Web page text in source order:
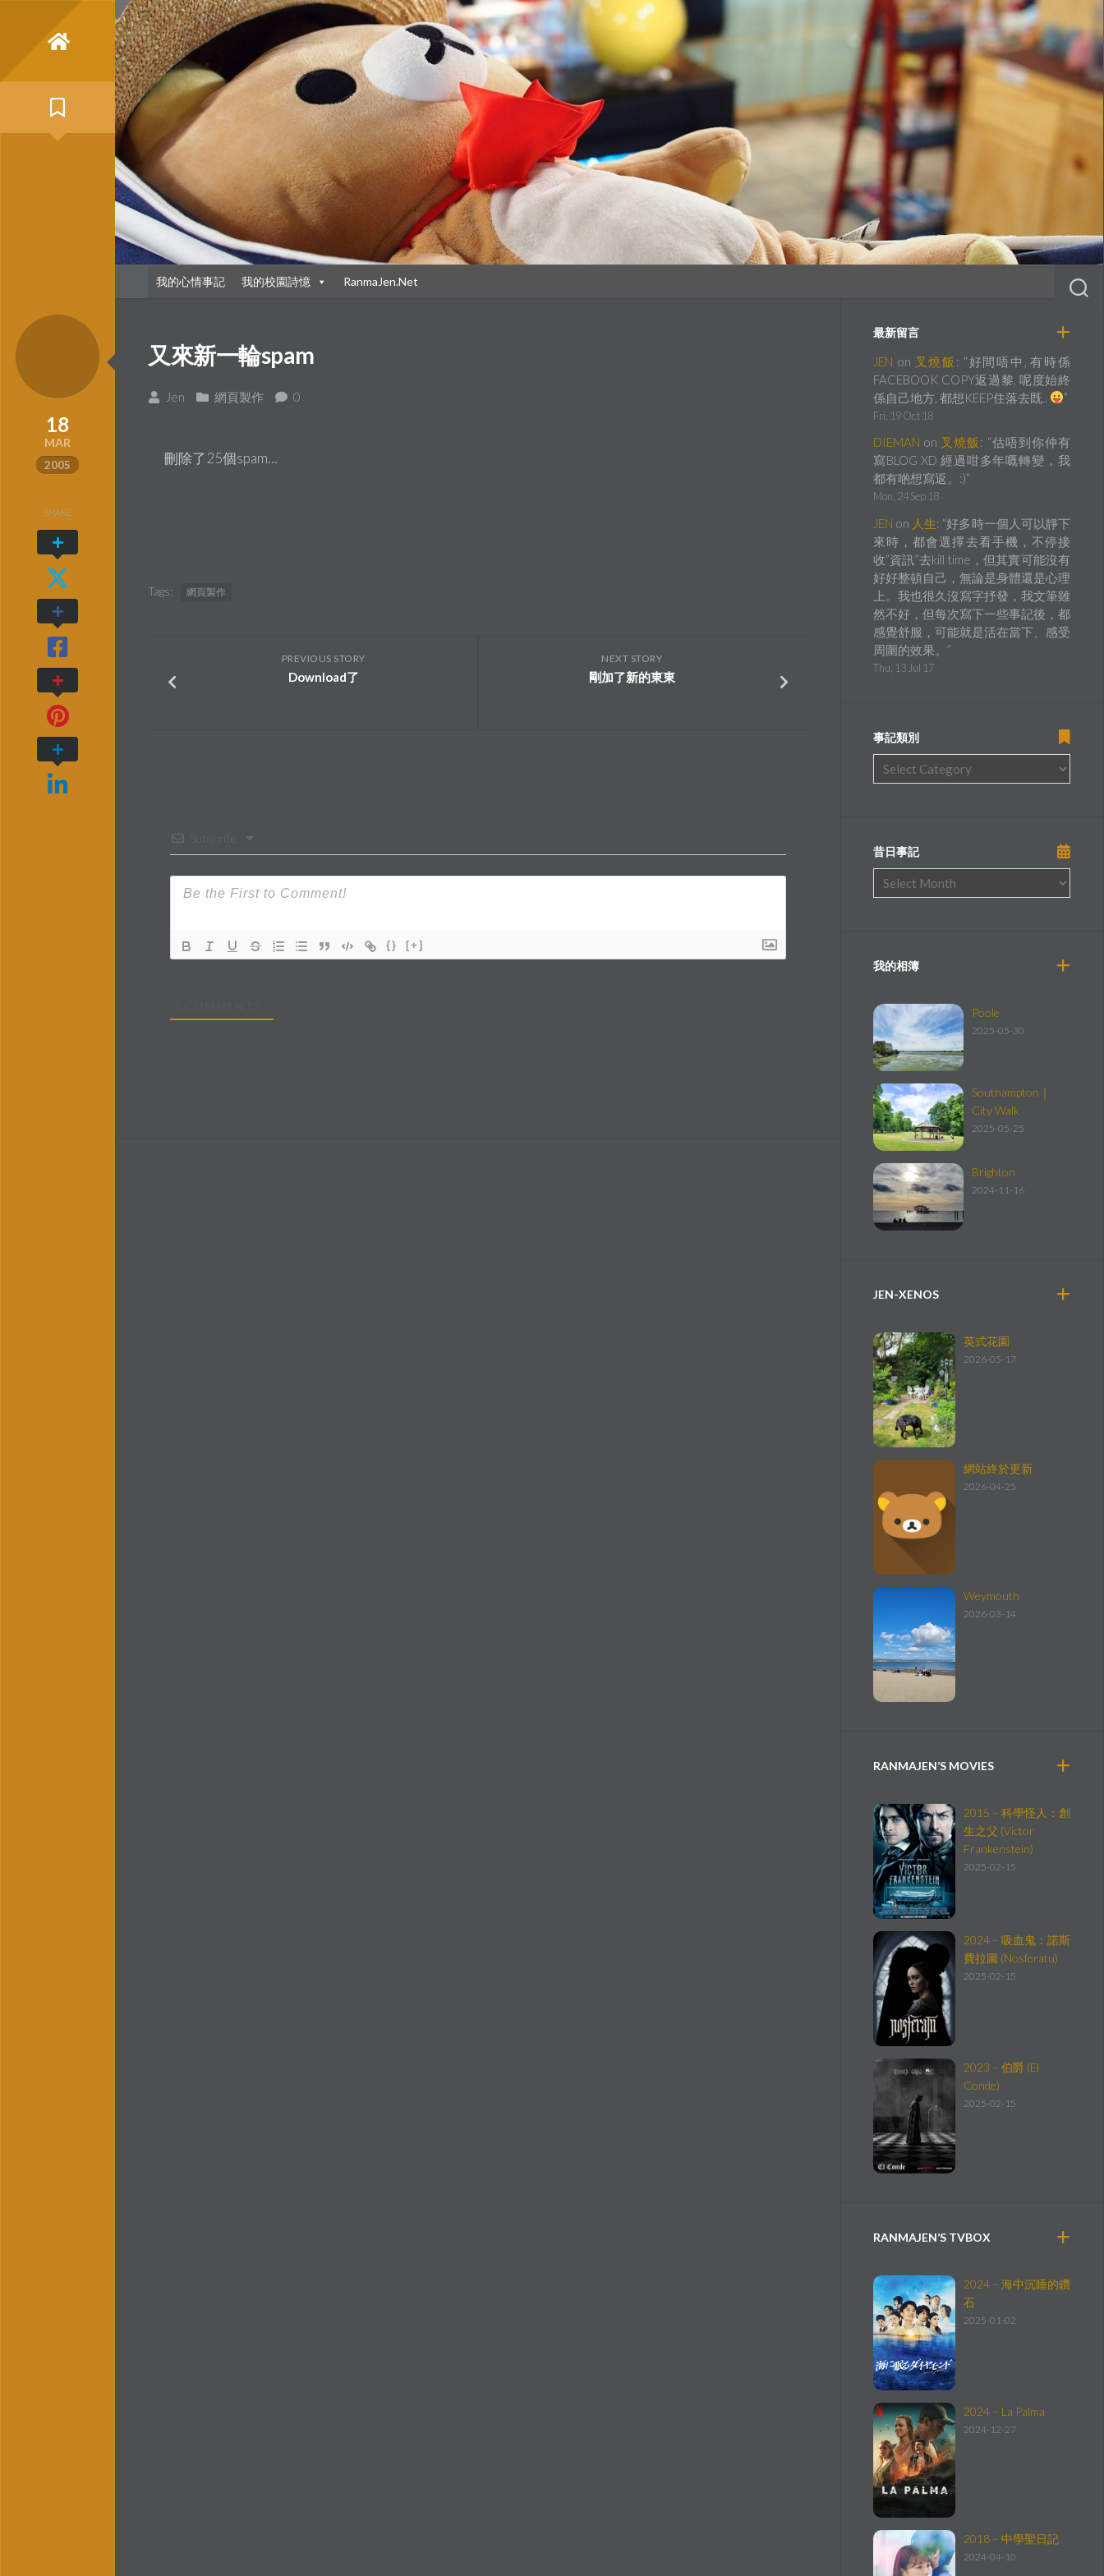
我的心情事記 我的校園詩憶 RanmaJen.Net
18
MAR
2005
又來新一輪spam
Jen 網頁製作 0
刪除了25個spam…
Tags: 網頁製作
SHARE
NEXT STORY
剛加了新的東東
PREVIOUS STORY
Download了
{} [+]
最新留言
JEN on 叉燒飯 : “好間唔中, 有時係
FACEBOOK COPY返過黎, 呢度始終
係自己地方, 都想KEEP住落去既..
”
Fri, 19 Oct 18
DIEMAN on 叉燒飯 : “估唔到你仲有
寫BLOG XD 經過咁多年嘅轉變，我
都有啲想寫返。:)”
Mon, 24 Sep 18
JEN on 人生: “好多時一個人可以靜下
來時，都會選擇去看手機，不停接
收”資訊”去kill time，但其實可能沒有
好好整頓自己，無論是身體還是心理
上。我也很久沒寫字抒發，我文筆雖
然不好，但每次寫下一些事記後，都
感覺舒服，可能就是活在當下、感受
周圍的效果。 ”
Thu, 13 Jul 17
事記類別
昔日事記
我的相簿
Poole
2025-05-30
Southampton｜
City Walk
2025-05-25
Brighton
2024-11-16
JEN-XENOS
英式花園
2026-05-17
網站終於更新
2026-04-25
Weymouth
2026-03-14
RANMAJEN’S MOVIES
2015 – 科學怪人：創
生之父 (Victor
Frankenstein)
2025-02-15
2024 – 吸血鬼：諾斯
費拉圖 (Nosferatu)
2025-02-15
2023 – 伯爵 (El
Conde)
2025-02-15
RANMAJEN’S TVBOX
2024 – 海中沉睡的鑽
石
2025-01-02
2024 – La Palma
2024-12-27
2018 – 中學聖日記
2024-04-10